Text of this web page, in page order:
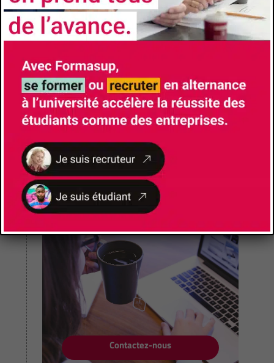
Formasup Paca – Le CFA
Contactez-nous